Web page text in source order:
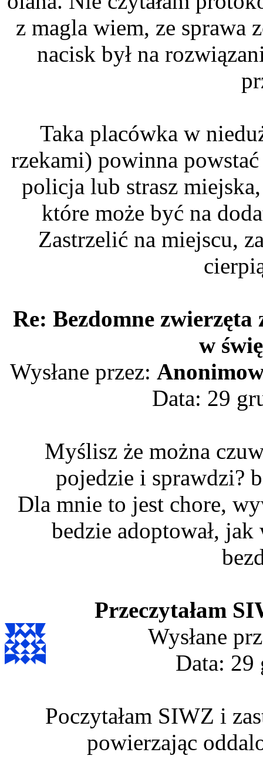
z magla wiem, ze sprawa
nacisk był na
Taka placówka w
rzekami) powinna
policja lub strasz
które może być na
Zastrzelić na miejscu,
Re: Bezdomne
w
Wysłane przez:
Data: 29
Myślisz że można
pojedzie i sprawdzi?
Dla mnie to jest chore,
bedzie adoptował,
Przeczytałam
Wysłane
Data: 29
Poczytałam SIWZ i
powierzając